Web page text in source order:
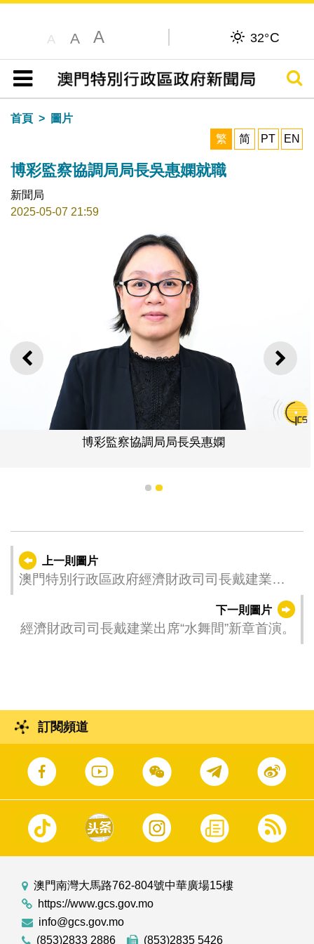
A A A 32°C
目錄
搜尋
首頁
圖片
繁
简 PT EN
博彩監察協調局局長吳惠嫻就職
新聞局
2025-05-07 21:59
上一則 下一
博彩監察協調局局長吳惠嫻
1 2
上一則圖片
澳門特別行政區政府經濟財政司司長戴建業與
Drulhe)代表雙方簽署《中華人民共和國澳門特
別行政區政府和法蘭西共和國政府有關執行科
下一則圖片
經濟財政司司長戴建業出席“水舞間”新章首演。
訂閱頻道
澳門南灣大馬路762-804號中華廣場15樓
https://www.gcs.gov.mo
info@gcs.gov.mo
(853)2833 2886
(853)2835 5426